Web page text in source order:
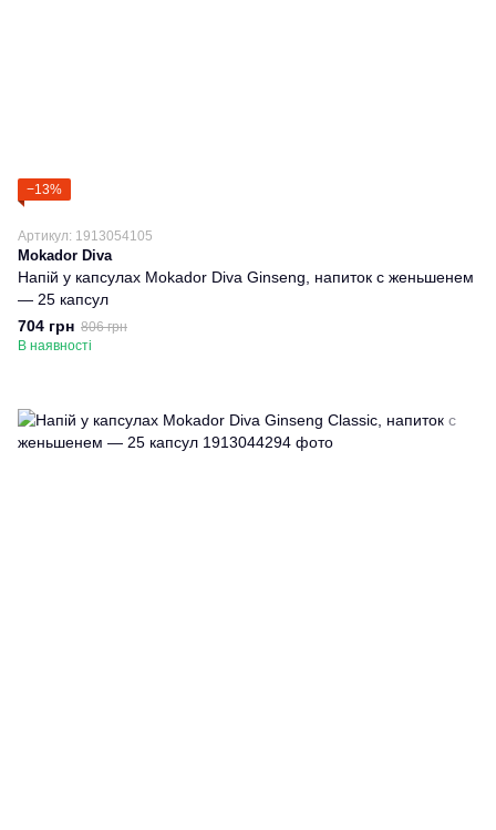
−13%
Артикул: 1913054105
Mokador Diva
Напій у капсулах Mokador Diva Ginseng, напиток с женьшенем
— 25 капсул
704 грн 806 грн
В наявності